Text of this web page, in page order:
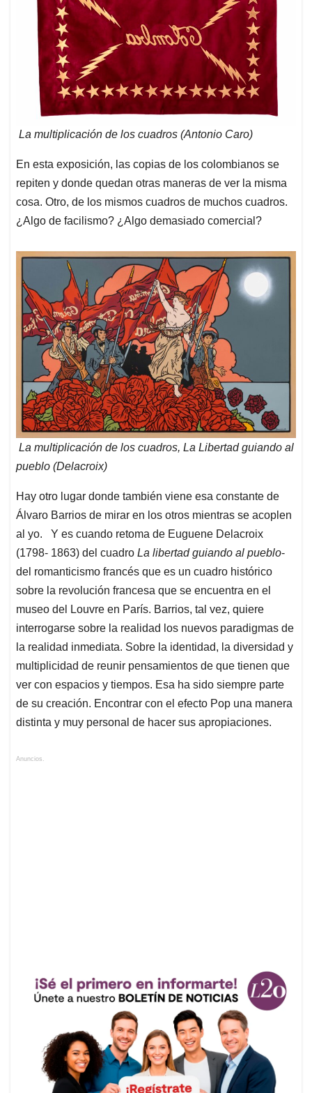
La multiplicación de los cuadros (Antonio Caro)
En esta exposición, las copias de los colombianos se
repiten y donde quedan otras maneras de ver la misma
cosa. Otro, de los mismos cuadros de muchos cuadros.
¿Algo de facilismo? ¿Algo demasiado comercial?
La multiplicación de los cuadros, La Libertad guiando al
pueblo (Delacroix)
Hay otro lugar donde también viene esa constante de
Álvaro Barrios de mirar en los otros mientras se acoplen
al yo. Y es cuando retoma de Euguene Delacroix
(1798- 1863) del cuadro La libertad guiando al pueblo-
del romanticismo francés que es un cuadro histórico
sobre la revolución francesa que se encuentra en el
museo del Louvre en París. Barrios, tal vez, quiere
interrogarse sobre la realidad los nuevos paradigmas de
la realidad inmediata. Sobre la identidad, la diversidad y
multiplicidad de reunir pensamientos de que tienen que
ver con espacios y tiempos. Esa ha sido siempre parte
de su creación. Encontrar con el efecto Pop una manera
distinta y muy personal de hacer sus apropiaciones.
Anuncios.